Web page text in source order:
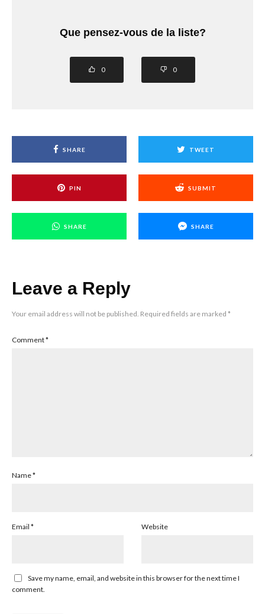
Que pensez-vous de la liste?
0 0
SHARE TWEET
PIN SUBMIT
SHARE SHARE
Leave a Reply
Your email address will not be published. Required fields are marked *
Comment*
Name*
Email * Website
Save my name, email, and website in this browser for the next time I
comment.